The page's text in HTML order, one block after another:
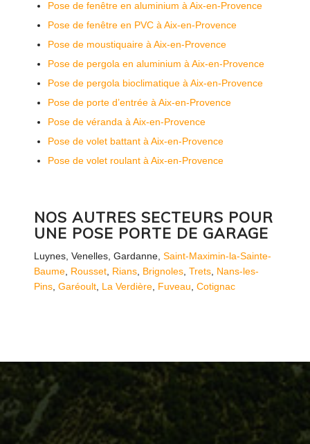
Pose de fenêtre en aluminium à Aix-en-Provence
Pose de fenêtre en PVC à Aix-en-Provence
Pose de moustiquaire à Aix-en-Provence
Pose de pergola en aluminium à Aix-en-Provence
Pose de pergola bioclimatique à Aix-en-Provence
Pose de porte d’entrée à Aix-en-Provence
Pose de véranda à Aix-en-Provence
Pose de volet battant à Aix-en-Provence
Pose de volet roulant à Aix-en-Provence
NOS AUTRES SECTEURS POUR
UNE POSE PORTE DE GARAGE
Luynes, Venelles, Gardanne, Saint-Maximin-la-Sainte-
Baume, Rousset, Rians, Brignoles, Trets,
Nans-les-
Pins, Garéoult, La Verdière, Fuveau Cotignac